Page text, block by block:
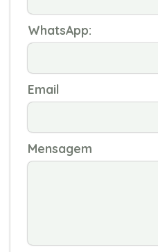
WhatsApp:
Email
Mensagem